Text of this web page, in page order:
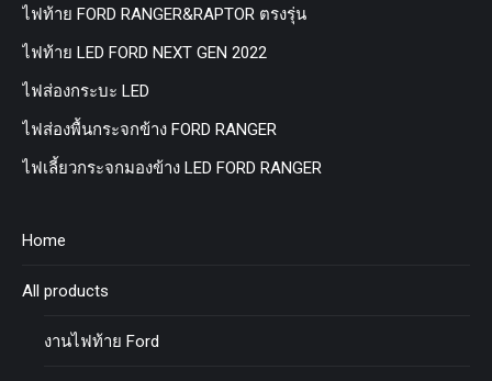
ไฟท้าย FORD RANGER&RAPTOR ตรงรุ่น
ไฟท้าย LED FORD NEXT GEN 2022
ไฟส่องกระบะ LED
ไฟส่องพื้นกระจกข้าง FORD RANGER
ไฟเลี้ยวกระจกมองข้าง LED FORD RANGER
Home
All products
งานไฟท้าย Ford